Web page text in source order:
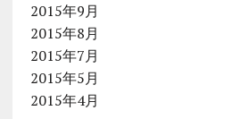
2015年9月
2015年8月
2015年7月
2015年5月
2015年4月